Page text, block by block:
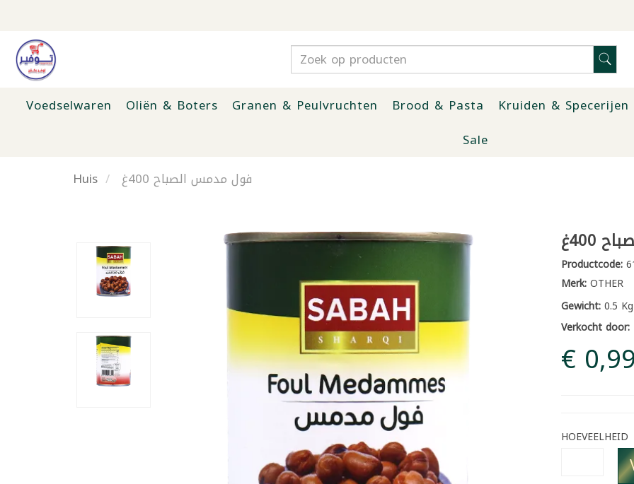
Voedselwaren Oliën & Boters Granen & Peulvruchten Brood & Pasta Kruiden & Specerijen
Sale
Huis
فول مدمس الصباح 400غ
Productcode:
Merk:OTHER
Gewicht:0.5 Kg
Verkocht door:
€ 0,99
HOEVEELHEID